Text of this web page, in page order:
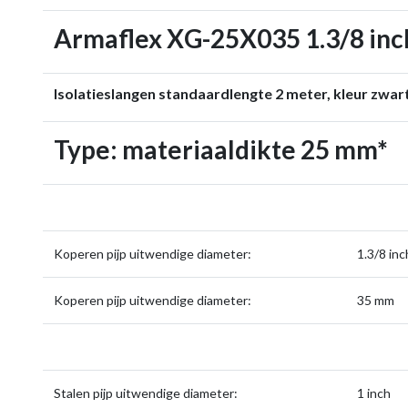
Armaflex XG-25X035 1.3/8
Isolatieslangen standaardlengte 2 meter, kleur
Type: materiaaldikte 25 mm*
Koperen pijp uitwendige diameter:
Koperen pijp uitwendige diameter: 35 mm
Stalen pijp uitwendige diameter: 1 inch